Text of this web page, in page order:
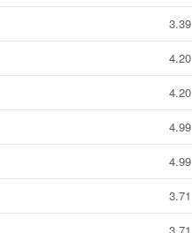
3.39
4.20
4.20
4.99
4.99
3.71